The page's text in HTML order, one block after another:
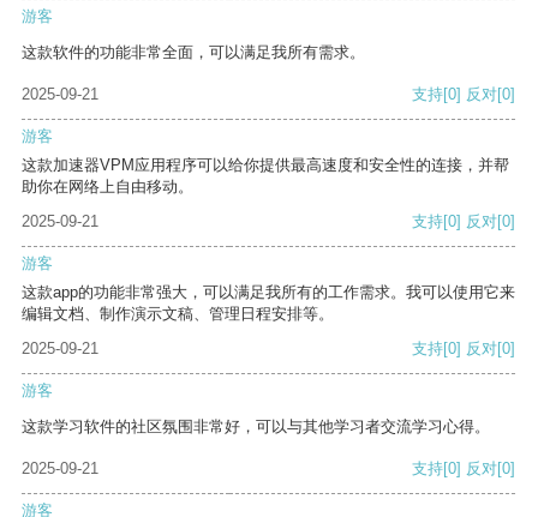
游客
这款软件的功能非常全面，可以满足我所有需求。
2025-09-21 支持[0] 反对[0]
游客
这款加速器VPM应用程序可以给你提供最高速度和安全性的连接，并帮
助你在网络上自由移动。
2025-09-21
支持[0] 反对[0]
游客
这款app的功能非常强大，可以满足我所有的工作需求。我可以使用它来
编辑文档、制作演示文稿、管理日程安排等。
2025-09-21
支持[0] 反对[0]
游客
这款学习软件的社区氛围非常好，可以与其他学习者交流学习心得。
2025-09-21 支持[0] 反对[0]
游客